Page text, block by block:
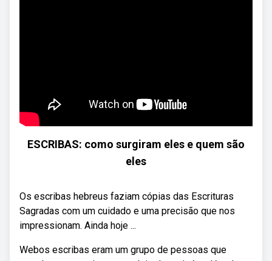
ESCRIBAS: como surgiram eles e quem são
eles
Os escribas hebreus faziam cópias das Escrituras
Sagradas com um cuidado e uma precisão que nos
impressionam. Ainda hoje ...
Webos escribas eram um grupo de pessoas que